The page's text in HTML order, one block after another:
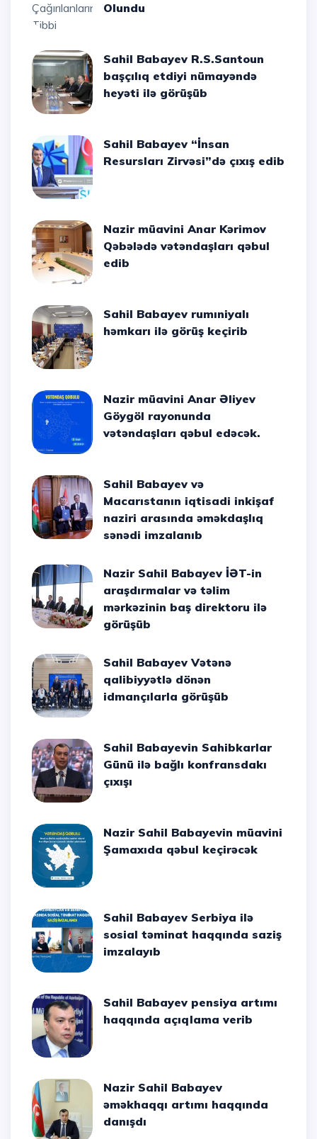
Olundu
Sahil Babayev R.S.Santoun
başçılıq etdiyi nümayəndə
heyəti ilə görüşüb
Sahil Babayev “İnsan
Resursları Zirvəsi”də çıxış edib
Nazir müavini Anar Kərimov
Qəbələdə vətəndaşları qəbul
edib
Sahil Babayev rumıniyalı
həmkarı ilə görüş keçirib
Nazir müavini Anar Əliyev
Göygöl rayonunda
vətəndaşları qəbul edəcək.
Sahil Babayev və
Macarıstanın iqtisadi inkişaf
naziri arasında əməkdaşlıq
sənədi imzalanıb
Nazir Sahil Babayev İƏT-in
araşdırmalar və təlim
mərkəzinin baş direktoru ilə
görüşüb
Sahil Babayev Vətənə
qalibiyyətlə dönən
idmançılarla görüşüb
Sahil Babayevin Sahibkarlar
Günü ilə bağlı konfransdakı
çıxışı
Nazir Sahil Babayevin müavini
Şamaxıda qəbul keçirəcək
Sahil Babayev Serbiya ilə
sosial təminat haqqında saziş
imzalayıb
Sahil Babayev pensiya artımı
haqqında açıqlama verib
Nazir Sahil Babayev
əməkhaqqı artımı haqqında
danışdı